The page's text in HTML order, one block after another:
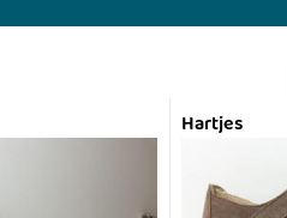
Hartjes